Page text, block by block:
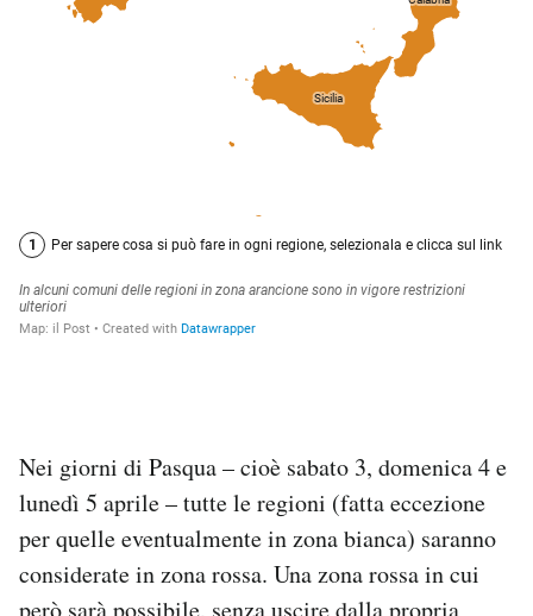
Nei giorni di Pasqua – cioè sabato 3, domenica 4 e
lunedì 5 aprile – tutte le regioni (fatta eccezione
per quelle eventualmente in zona bianca) saranno
considerate in zona rossa. Una zona rossa in cui